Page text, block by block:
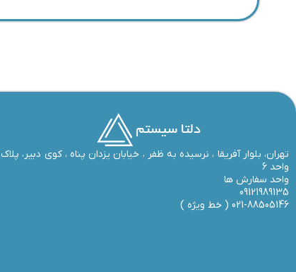
واحد 6
واحد سفارش ها
09121989135
021-88505146 (
خط ویژه )